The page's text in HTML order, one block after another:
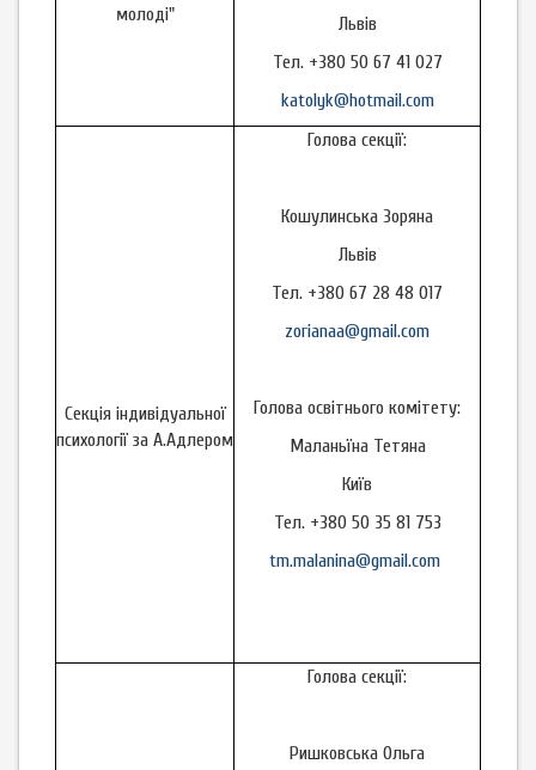
молоді"
Львів
Тел. +380 50 67 41 027
katolyk@hotmail.com
Секція індивідуальної
психології за А.Адлером
Голова секції:
Кошулинська Зоряна
Львів
Тел. +380 67 28 48 017
zorianaa@gmail.com
Голова освітнього комітету:
Маланьїна Тетяна
Київ
Тел. +380 50 35 81 753
tm.malanina@gmail.com
Голова секції:
Ришковська Ольга